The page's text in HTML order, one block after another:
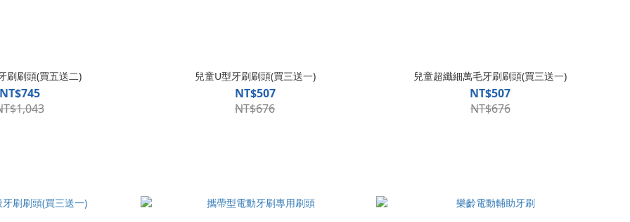
刷刷頭(買五送二) 兒童U型牙刷刷頭(買三送一)
NT$507
NT$676
兒童超纖細萬毛牙刷刷頭(買三送一)
NT$507
NT$676